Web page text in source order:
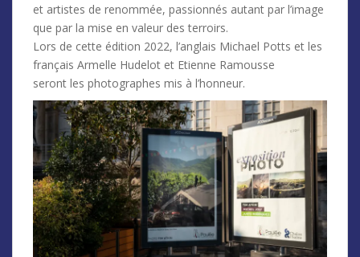
et artistes de renommée, passionnés autant par l’image
que par la mise en valeur des terroirs.
Lors de cette édition 2022, l’anglais Michael Potts et les
français Armelle Hudelot et Etienne Ramousse
seront les photographes mis à l’honneur.